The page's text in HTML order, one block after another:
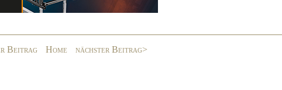
Beitrag Home nächster Beitrag>